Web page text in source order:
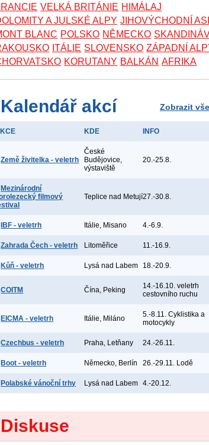
VELKÁ BRITÁNIE HIMÁLAJ
A JULSKÉ ALPY JIHOVÝCHODNÍ
BLANC POLSKO NĚMECKO
ITÁLIE SLOVENSKO ZÁPADNÍ
KORUTANY BALKÁN AFRIKA
Kalendář akcí Zobrazit
KDE INFO
Země živitelka - veletrh
České
Budějovice,
výstaviště
20.-25.8.
Mezinárodní
filmový
Teplice nad Metují27.-30.8.
IBF - veletrh Itálie, Misano 4.-6.9.
Zahrada Čech - veletrh Litoměřice 11.-16.9.
Kůň - veletrh Lysá nad Labem 18.-20.9.
COITM Čína, Peking
14.-16.10. veletrh
cestovního ruchu
EICMA - veletrh Itálie, Miláno
5.-8.11. Cyklistika a
motocykly
Czechbus - veletrh Praha, Letňany 24.-26.11.
Boot - veletrh Německo, Berlín 26.-29.11. Lodě
Polabské vánoční trhy Lysá nad Labem 4.-20.12.
Diskuse